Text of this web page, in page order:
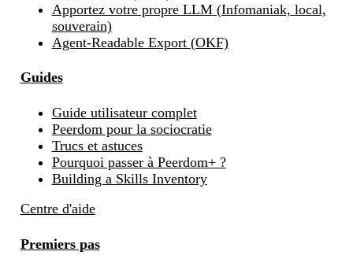
Apportez votre propre LLM (Infomaniak, local,
souverain)
Agent-Readable Export (OKF)
Guides
Guide utilisateur complet
Peerdom pour la sociocratie
Trucs et astuces
Pourquoi passer à Peerdom+ ?
Building a Skills Inventory
Centre d'aide
Premiers pas